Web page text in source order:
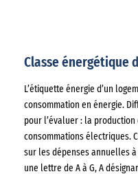
Classe énergétique
L’étiquette énergie d’un
consommation en énergie.
pour l’évaluer : la production
consommations électriques.
sur les dépenses annuelles
une lettre de A à G, A